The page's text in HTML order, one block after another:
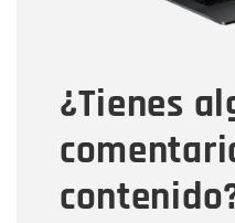
¿Tienes
Tipo de comentario
Mensaje